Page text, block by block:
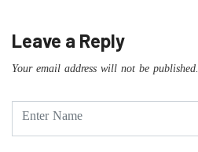
Leave a Reply
Your email address will not be published.